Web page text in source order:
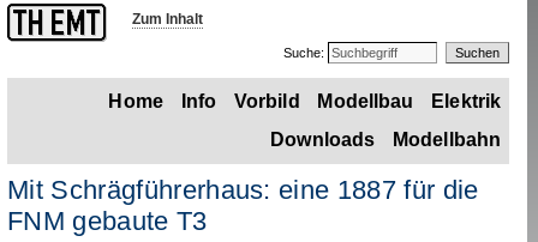
Zum Inhalt
Suche:
Home Info Vorbild Modellbau
Elektrik
Downloads
Modellbahn
Mit Schrägführerhaus: eine 1887 für die
FNM gebaute T3